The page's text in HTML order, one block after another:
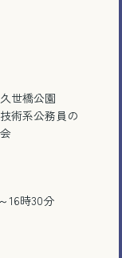
世橋公園
術系公務員の
16時30分